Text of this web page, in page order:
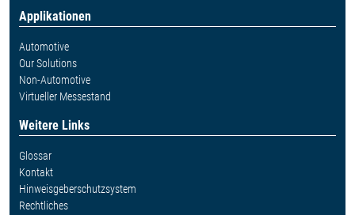
Applikationen
Automotive
Our Solutions
Non-Automotive
Virtueller Messestand
Weitere Links
Glossar
Kontakt
Hinweisgeberschutzsystem
Rechtliches